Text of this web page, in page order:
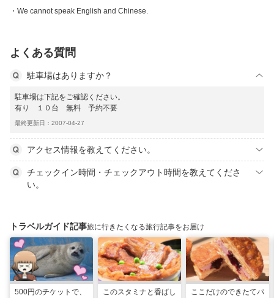
We cannot speak English and Chinese.
よくある質問
駐車場はありますか？
駐車場は下記をご確認ください。
有り １０台 無料 予約不要
最終更新日：2007-04-27
アクセス情報を教えてください。
チェックイン時間・チェックアウト時間を教えてくださ
い。
トラベルガイド記事旅に行きたくなる旅行記事をお届け
500円のチケットで、
このスタミナと香ばし
ここだけのできたてパ